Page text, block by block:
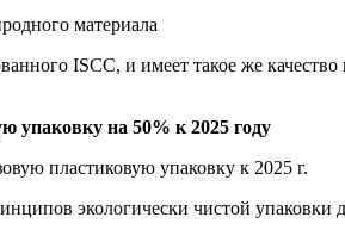
ISCC, и имеет такое же
упаковку на 50% к 2025 году
пластиковую упаковку к 2025 г.
экологически чистой упаковки